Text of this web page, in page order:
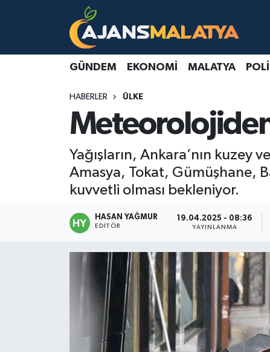
GÜNDEM EKONOMI MALATYA
HABERLER ÜLKE
Meteorolojiden
Yağışların, Ankara’nın
Amasya, Tokat, Gümüşhane,
kuvvetli olması bekleniyor.
HASAN YAĞMUR
EDITÖR
19.04.2025 - 08:36
YAYINLANMA
Gündem
Kültür & Sanat
Malatya Nöbetçi Eczaneler
TFF 3.Lig 2.Grup Puan Durumu ve Fikstür
Son Dakika Haberleri
Haber Arşivi